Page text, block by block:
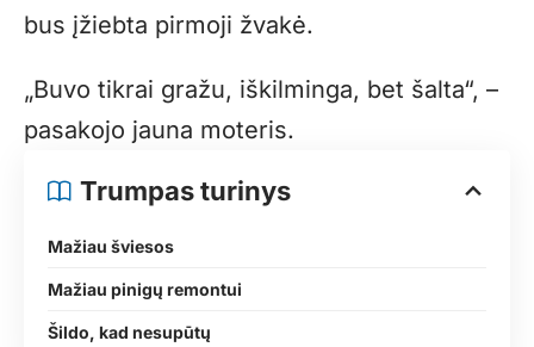
bus įžiebta pirmoji žvakė.
„Buvo tikrai gražu, iškilminga, bet šalta“, –
pasakojo jauna moteris.
Trumpas turinys
Mažiau šviesos
Mažiau pinigų remontui
Šildo, kad nesupūtų